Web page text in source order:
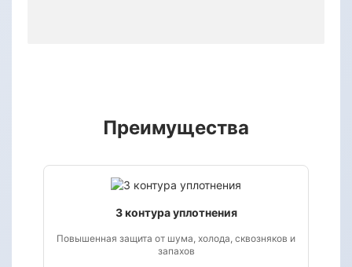
Преимущества
3 контура уплотнения
Повышенная защита от шума, холода, сквозняков и
запахов